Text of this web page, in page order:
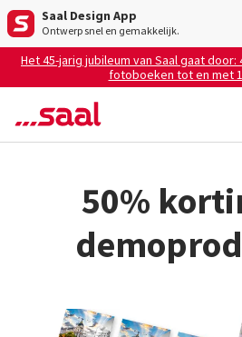
Saal Design App
Ontwerp snel en gemakkelijk.
Het 45-jarig jubileum van Saal gaat
fotoboeken tot en met
50%